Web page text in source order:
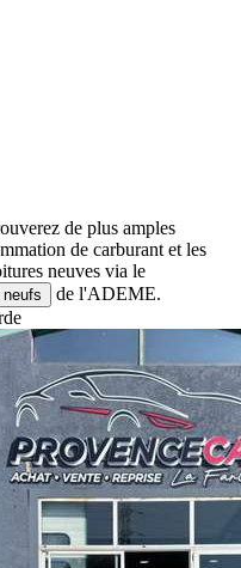
de plus amples
de carburant et les
neuves via le
de l'ADEME.